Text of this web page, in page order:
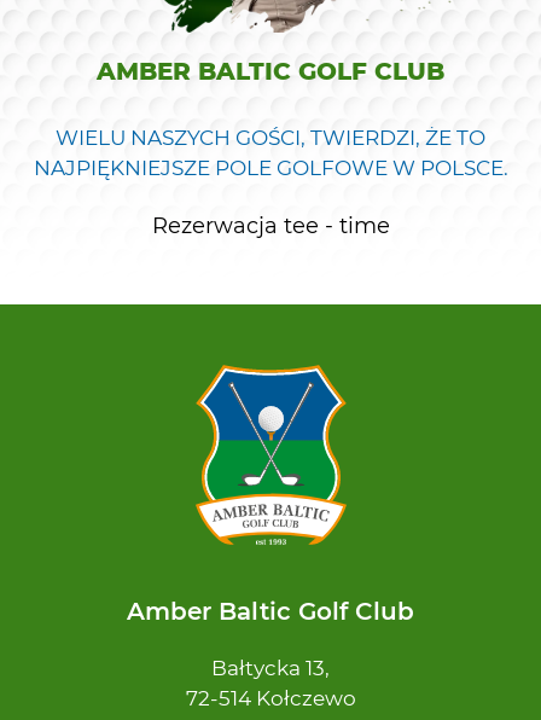
AMBER BALTIC GOLF CLUB
WIELU NASZYCH GOŚCI, TWIERDZI, ŻE TO
NAJPIĘKNIEJSZE POLE GOLFOWE W POLSCE.
Rezerwacja tee - time
Amber Baltic Golf Club
Bałtycka 13,
72-514 Kołczewo